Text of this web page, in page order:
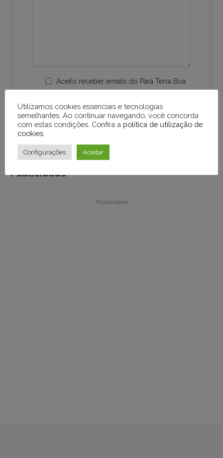
Aceito receber emails do Pará Terra Boa
Publicidade
Publicidade
Utilizamos cookies essenciais e tecnologias
semelhantes. Ao continuar navegando, você concorda
com estas condições. Confira a política de utilização de
cookies
Configurações Aceitar